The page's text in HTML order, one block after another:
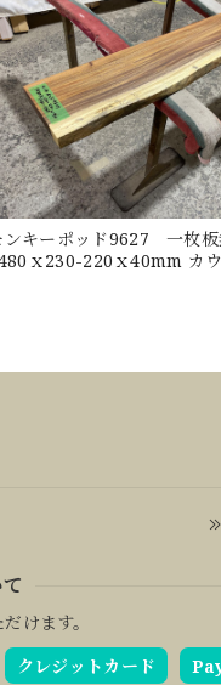
ンキーポッド9627 一枚
ｘ230-220ｘ40mm カ
けます。
クレジットカード